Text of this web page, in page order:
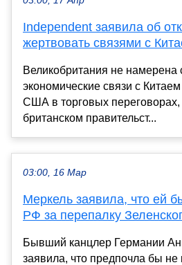
Independent заявила об
жертвовать связями с
Великобритания не намерена
экономические связи с
США в торговых переговорах,
британском правительст...
03:00, 16 Мар
Меркель заявила, что ей
РФ за перепалку
Бывший канцлер Германии
заявила, что предпочла бы не